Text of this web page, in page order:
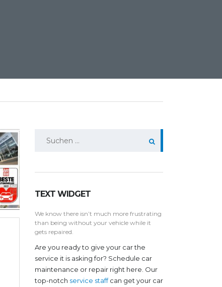
nach:
TEXT WIDGET
We know there isn’t much more frustrating
than being without your vehicle while it
gets repaired.
Are you ready to give your car the
service it is asking for? Schedule car
maintenance or repair right here. Our
top-notch service staffcan get your car